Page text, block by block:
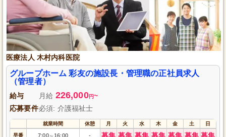
医療法人 木村内科医院
グループホーム 彩友の施設長・管理職の正社員求人
（管理者）
給与 月給 226,000円~
応募要件必須: 介護福祉士
就業時間 休憩 月 火 水 木 金 土 日
早番 7:00～ 16:00 -